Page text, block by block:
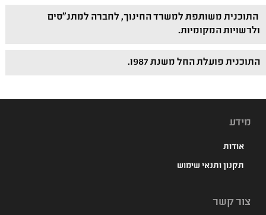
התוכנית משותפת למשרד החינוך, לחברה למתנ"סים
ולרשויות המקומיות.
התוכנית פועלת החל משנת 1987.
מידע
אודות
תקנון ותנאי שימוש
צור קשר